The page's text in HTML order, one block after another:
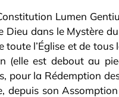
Lumen
dans le Mystère
toute l’Église et de
(elle est debout au
pour la Rédemption
depuis son